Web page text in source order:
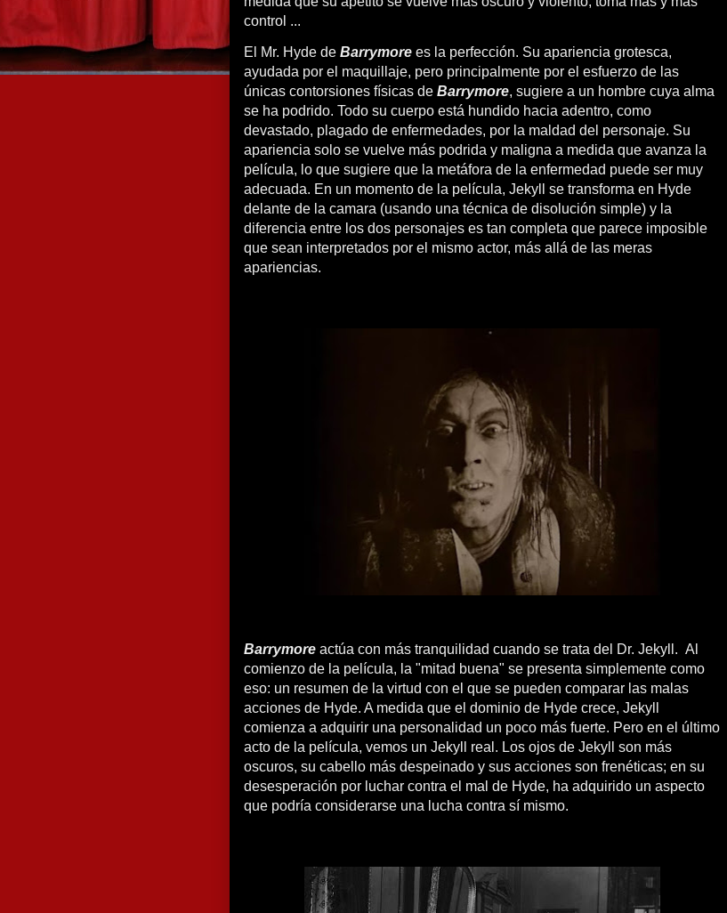
control ...
El Mr. Hyde de Barrymore es la perfección. Su apariencia grotesca,
ayudada por el maquillaje, pero principalmente por el esfuerzo de las
únicas contorsiones físicas de Barrymore, sugiere a un hombre cuya alma
se ha podrido. Todo su cuerpo está hundido hacia adentro, como
devastado, plagado de enfermedades, por la maldad del personaje. Su
apariencia solo se vuelve más podrida y maligna a medida que avanza la
película, lo que sugiere que la metáfora de la enfermedad puede ser muy
adecuada. En un momento de la película, Jekyll se transforma en Hyde
delante de la camara (usando una técnica de disolución simple) y la
diferencia entre los dos personajes es tan completa que parece imposible
que sean interpretados por el mismo actor, más allá de las meras
apariencias.
Barrymore actúa con más tranquilidad cuando se trata del Dr. Jekyll. Al
comienzo de la película, la "mitad buena" se presenta simplemente como
eso: un resumen de la virtud con el que se pueden comparar las malas
acciones de Hyde. A medida que el dominio de Hyde crece, Jekyll
comienza a adquirir una personalidad un poco más fuerte. Pero en el último
acto de la película, vemos un Jekyll real. Los ojos de Jekyll son más
oscuros, su cabello más despeinado y sus acciones son frenéticas; en su
desesperación por luchar contra el mal de Hyde, ha adquirido un aspecto
que podría considerarse una lucha contra sí mismo.